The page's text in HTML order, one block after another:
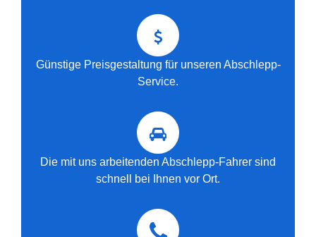
Günstige Preisgestaltung für unseren Abschlepp-
Service.
Die mit uns arbeitenden Abschlepp-Fahrer sind
schnell bei Ihnen vor Ort.